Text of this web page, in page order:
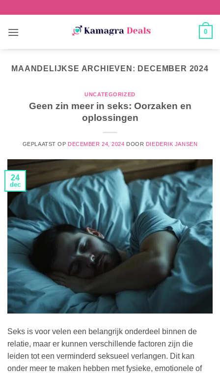
0
MAANDELIJKSE ARCHIEVEN: DECEMBER 2024
UNCATEGORIZED
Geen zin meer in seks: Oorzaken en
oplossingen
GEPLAATST OP DECEMBER 24, 2024 DOOR DIEDERIK JANSEN
24
dec
Seks is voor velen een belangrijk onderdeel binnen de
relatie, maar er kunnen verschillende factoren zijn die
leiden tot een verminderd seksueel verlangen. Dit kan
onder meer te maken hebben met fysieke, emotionele of